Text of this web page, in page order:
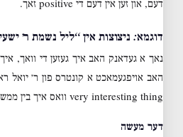
דעם, און זען אין דעם די positive זאך.
דוגמא: ניצוצות אין “ליל נשמת ר׳
נאך א געדאנק האב איך געזען די וואך,
very interesting thing וואס איך בין ממש נתפעל געווארן.
דער מעשה